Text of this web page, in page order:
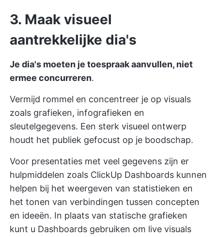
3. Maak visueel
aantrekkelijke dia's
Je dia's moeten je toespraak aanvullen, niet
ermee concurreren.
Vermijd rommel en concentreer je op visuals
zoals grafieken, infografieken en
sleutelgegevens. Een sterk visueel ontwerp
houdt het publiek gefocust op je boodschap.
Voor presentaties met veel gegevens zijn er
hulpmiddelen zoals ClickUp Dashboards kunnen
helpen bij het weergeven van statistieken en
het tonen van verbindingen tussen concepten
en ideeën. In plaats van statische grafieken
kunt u Dashboards gebruiken om live visuals